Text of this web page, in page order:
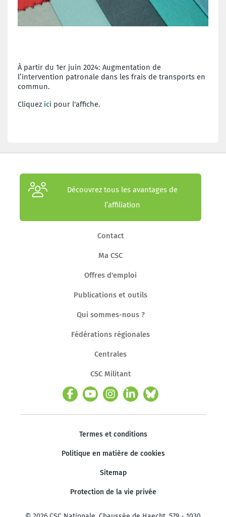
À partir du 1er juin 2024: Augmentation de
l’intervention patronale dans les frais de transports en
commun.
Cliquez ici pour l'affiche.
Découvrez tous les avantages de
l’affiliation
Contact
Ma CSC
Offres d'emploi
Publications et outils
Qui sommes-nous ?
Fédérations régionales
Centrales
CSC Militant
Termes et conditions
Politique en matière de cookies
Sitemap
Protection de la vie privée